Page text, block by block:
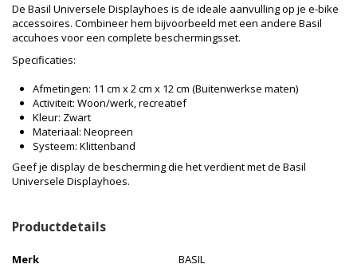
De Basil Universele Displayhoes is de ideale aanvulling op je e-bike
accessoires. Combineer hem bijvoorbeeld met een andere Basil
accuhoes voor een complete beschermingsset.
Specificaties:
Afmetingen: 11 cm x 2 cm x 12 cm (Buitenwerkse maten)
Activiteit: Woon/werk, recreatief
Kleur: Zwart
Materiaal: Neopreen
Systeem: Klittenband
Geef je display de bescherming die het verdient met de Basil
Universele Displayhoes.
Productdetails
Merk
BASIL